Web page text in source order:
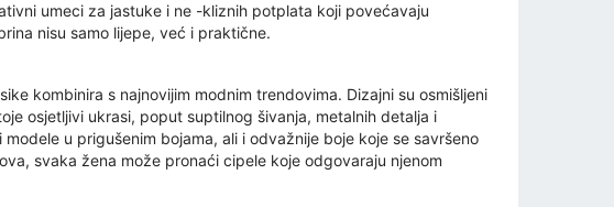
umeci za jastuke i ne -kliznih potplata koji povećavaju
nisu samo lijepe, već i praktične.
kombinira s najnovijim modnim trendovima. Dizajni su osmišljeni
osjetljivi ukrasi, poput suptilnog šivanja, metalnih detalja i
u prigušenim bojama, ali i odvažnije boje koje se savršeno
svaka žena može pronaći cipele koje odgovaraju njenom